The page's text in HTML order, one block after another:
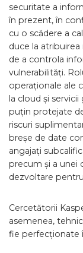
securitate a
în prezent, în
cu o scădere a
duce la
de a controla
vulnerabilități.
operaționale ale
la cloud și
puțin protejate
riscuri
breșe de date
angajați
precum și a unei
dezvoltare
Cercetătorii
asemenea,
fie perfecționate